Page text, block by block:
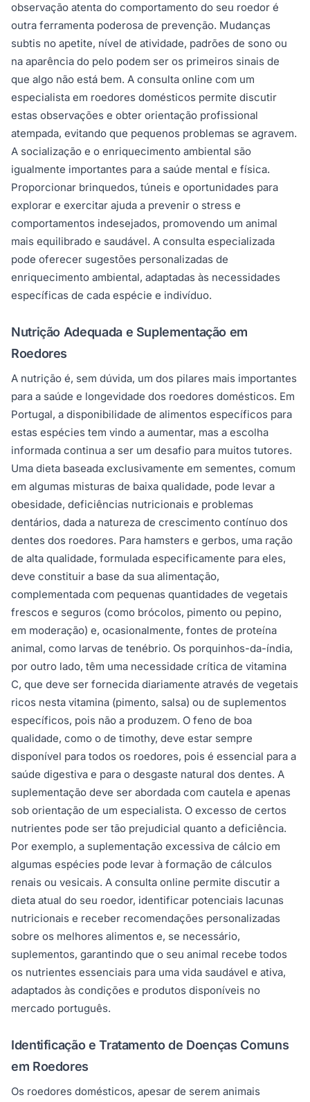
observação atenta do comportamento do seu roedor é
outra ferramenta poderosa de prevenção. Mudanças
subtis no apetite, nível de atividade, padrões de sono ou
na aparência do pelo podem ser os primeiros sinais de
que algo não está bem. A consulta online com um
especialista em roedores domésticos permite discutir
estas observações e obter orientação profissional
atempada, evitando que pequenos problemas se agravem.
A socialização e o enriquecimento ambiental são
igualmente importantes para a saúde mental e física.
Proporcionar brinquedos, túneis e oportunidades para
explorar e exercitar ajuda a prevenir o stress e
comportamentos indesejados, promovendo um animal
mais equilibrado e saudável. A consulta especializada
pode oferecer sugestões personalizadas de
enriquecimento ambiental, adaptadas às necessidades
específicas de cada espécie e indivíduo.
Nutrição Adequada e Suplementação em
Roedores
A nutrição é, sem dúvida, um dos pilares mais importantes
para a saúde e longevidade dos roedores domésticos. Em
Portugal, a disponibilidade de alimentos específicos para
estas espécies tem vindo a aumentar, mas a escolha
informada continua a ser um desafio para muitos tutores.
Uma dieta baseada exclusivamente em sementes, comum
em algumas misturas de baixa qualidade, pode levar a
obesidade, deficiências nutricionais e problemas
dentários, dada a natureza de crescimento contínuo dos
dentes dos roedores. Para hamsters e gerbos, uma ração
de alta qualidade, formulada especificamente para eles,
deve constituir a base da sua alimentação,
complementada com pequenas quantidades de vegetais
frescos e seguros (como brócolos, pimento ou pepino,
em moderação) e, ocasionalmente, fontes de proteína
animal, como larvas de tenébrio. Os porquinhos-da-índia,
por outro lado, têm uma necessidade crítica de vitamina
C, que deve ser fornecida diariamente através de vegetais
ricos nesta vitamina (pimento, salsa) ou de suplementos
específicos, pois não a produzem. O feno de boa
qualidade, como o de timothy, deve estar sempre
disponível para todos os roedores, pois é essencial para a
saúde digestiva e para o desgaste natural dos dentes. A
suplementação deve ser abordada com cautela e apenas
sob orientação de um especialista. O excesso de certos
nutrientes pode ser tão prejudicial quanto a deficiência.
Por exemplo, a suplementação excessiva de cálcio em
algumas espécies pode levar à formação de cálculos
renais ou vesicais. A consulta online permite discutir a
dieta atual do seu roedor, identificar potenciais lacunas
nutricionais e receber recomendações personalizadas
sobre os melhores alimentos e, se necessário,
suplementos, garantindo que o seu animal recebe todos
os nutrientes essenciais para uma vida saudável e ativa,
adaptados às condições e produtos disponíveis no
mercado português.
Identificação e Tratamento de Doenças Comuns
em Roedores
Os roedores domésticos, apesar de serem animais